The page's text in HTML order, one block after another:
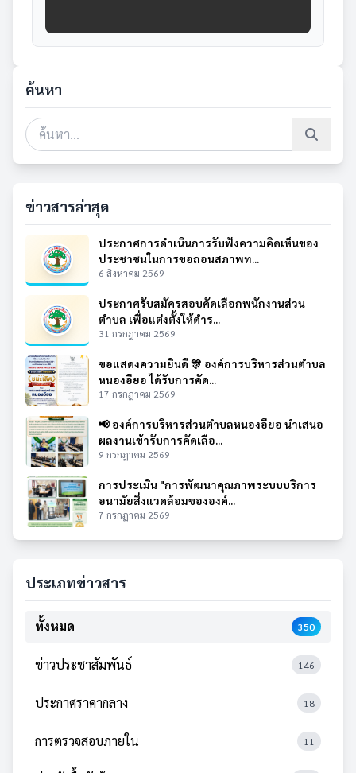
ค้นหา
ข่าวสารล่าสุด
ประกาศการดำเนินการรับฟังความคิดเห็นของ
ประชาชนในการขอถอนสภาพท...
6 สิงหาคม 2569
ประกาศรับสมัครสอบคัดเลือกพนักงานส่วน
ตำบล เพื่อแต่งตั้งให้ดำร...
31 กรกฎาคม 2569
ขอแสดงความยินดี 🎊 องค์การบริหารส่วนตำบล
หนองอียอ ได้รับการคัด...
17 กรกฎาคม 2569
📢 องค์การบริหารส่วนตำบลหนองอียอ นำเสนอ
ผลงานเข้ารับการคัดเลือ...
9 กรกฎาคม 2569
การประเมิน "การพัฒนาคุณภาพระบบบริการ
อนามัยสิ่งแวดล้อมขององค์...
7 กรกฎาคม 2569
ประเภทข่าวสาร
ทั้งหมด 350
ข่าวประชาสัมพันธ์ 146
ประกาศราคากลาง 18
การตรวจสอบภายใน 11